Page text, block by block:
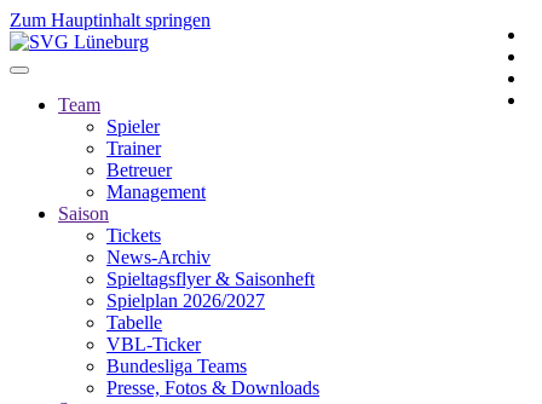
Zum Hauptinhalt springen
Team
Spieler
Trainer
Betreuer
Management
Saison
Tickets
News-Archiv
Spieltagsflyer & Saisonheft
Spielplan 2026/2027
Tabelle
VBL-Ticker
Bundesliga Teams
Presse, Fotos & Downloads